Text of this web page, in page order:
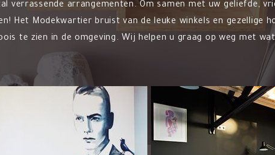
verrassende arrangementen. Om samen met uw geliefde,
Het Modekwartier bruist van de leuke winkels en gezellige
te zien in de omgeving. Wij helpen u graag op weg met